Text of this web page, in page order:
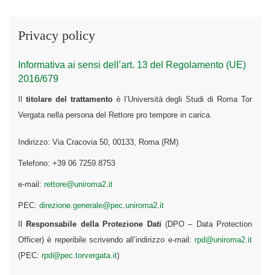
Privacy policy
Informativa ai sensi dell’art. 13 del Regolamento (UE)
2016/679
titolare del trattamentoè l’Università degli Studi di Roma Tor
Vergata nella persona del Rettore pro tempore in carica.
Indirizzo: Via Cracovia 50, 00133, Roma (RM)
Telefono: +39 06 7259.8753
e-mail: rettore@uniroma2.it
PEC: direzione.generale@pec.uniroma2.it
Responsabile della Protezione Dati (DPO – Data Protection
Officer) è reperibile scrivendo all’indirizzo e-mail: rpd@uniroma2.it
(PEC: rpd@pec.torvergata.it)